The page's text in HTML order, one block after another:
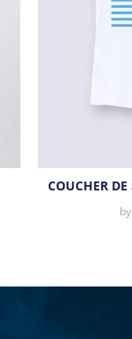
COUCHER
by